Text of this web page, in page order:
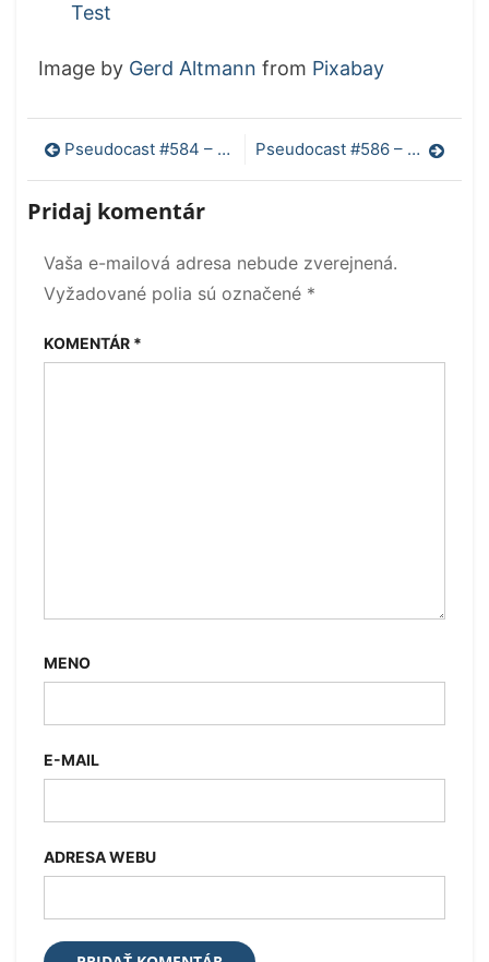
Test
Image by Gerd Altmann from Pixabay
Navigácia
v
článku
Pseudocast #584 – Artemis I, zvláštne následky Covidu, kulinárska história, krátke správy Pseudocast #586 – Suchý vs. mokrý chlad, súmrak programátorov, obyvatelia úmyvadlových odpadov
Pridaj komentár
Vaša e-mailová adresa nebude zverejnená.
Vyžadované polia sú označené *
KOMENTÁR *
MENO
E-MAIL
ADRESA WEBU